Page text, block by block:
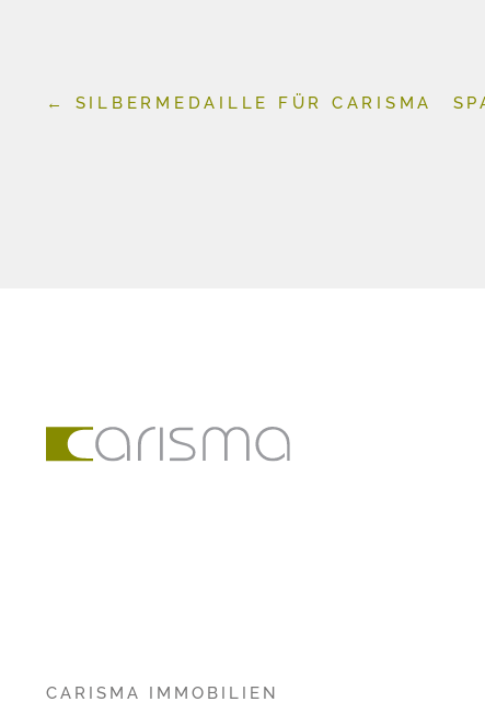
← SILBERMEDAILLE FÜR CARISMA
CARISMA IMMOBILIEN